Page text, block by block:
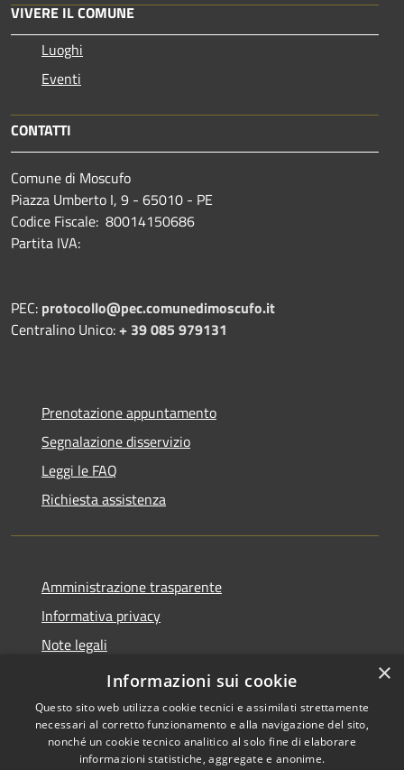
VIVERE IL COMUNE
Luoghi
Eventi
CONTATTI
Comune di Moscufo
Piazza Umberto I, 9 - 65010 - PE
Codice Fiscale: 80014150686
Partita IVA:
PEC: protocollo@pec.comunedimoscufo.it
Centralino Unico:+ 39 085 979131
Prenotazione appuntamento
Segnalazione disservizio
Leggi le FAQ
Richiesta assistenza
Amministrazione trasparente
Informativa privacy
Note legali
Dichiarazione di accessibilità
Copyright © 2026 • Comune di
×
Informazioni sui cookie
Questo sito web utilizza cookie tecnici e assimilati strettamente
necessari al corretto funzionamento e alla navigazione del sito,
nonché un cookie tecnico analitico al solo fine di elaborare
informazioni statistiche, aggregate e anonime.